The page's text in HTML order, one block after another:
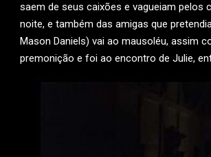
saem de seus caixões e vagueiam pelos
noite, e também das amigas que
Mason Daniels) vai ao mausoléu, assim
premonição e foi ao encontro de Julie,